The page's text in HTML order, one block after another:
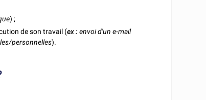
) ;
de son travail (ex :envoi d'un e-mail
personnelles).